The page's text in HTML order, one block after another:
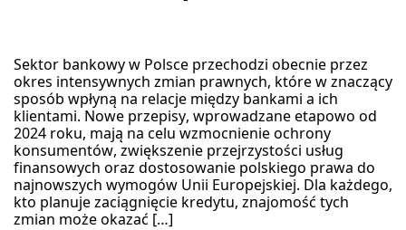
Sektor bankowy w Polsce przechodzi obecnie przez
okres intensywnych zmian prawnych, które w znaczący
sposób wpłyną na relacje między bankami a ich
klientami. Nowe przepisy, wprowadzane etapowo od
2024 roku, mają na celu wzmocnienie ochrony
konsumentów, zwiększenie przejrzystości usług
finansowych oraz dostosowanie polskiego prawa do
najnowszych wymogów Unii Europejskiej. Dla każdego,
kto planuje zaciągnięcie kredytu, znajomość tych
zmian może okazać […]